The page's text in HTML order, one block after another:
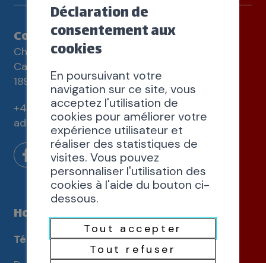
Commune de Saint-Maurice
Chemin de la Tuilerie 3
Case postale 83
1890 Saint-Maurice
+41 24 486 60 60
administration@st-maurice.ch
Horaires d'ouverture
Téléphones
Déclaration de
consentement aux
cookies
En poursuivant votre
navigation sur ce site, vous
acceptez l'utilisation de
cookies pour améliorer votre
expérience utilisateur et
réaliser des statistiques de
visites. Vous pouvez
personnaliser l'utilisation des
cookies à l'aide du bouton ci-
dessous.
Tout accepter
Tout refuser